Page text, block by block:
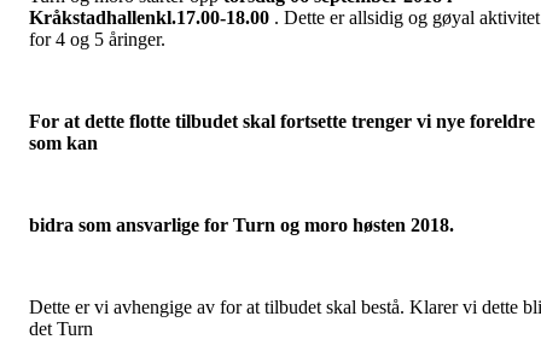
Kråkstadhallenkl.17.00-18.00 . Dette er allsidig og gøyal aktivitet
for 4 og 5 åringer.
For at dette flotte tilbudet skal fortsette trenger vi nye foreldre
som kan
bidra som ansvarlige for Turn og moro høsten 2018.
Dette er vi avhengige av for at tilbudet skal bestå. Klarer vi dette
det Turn